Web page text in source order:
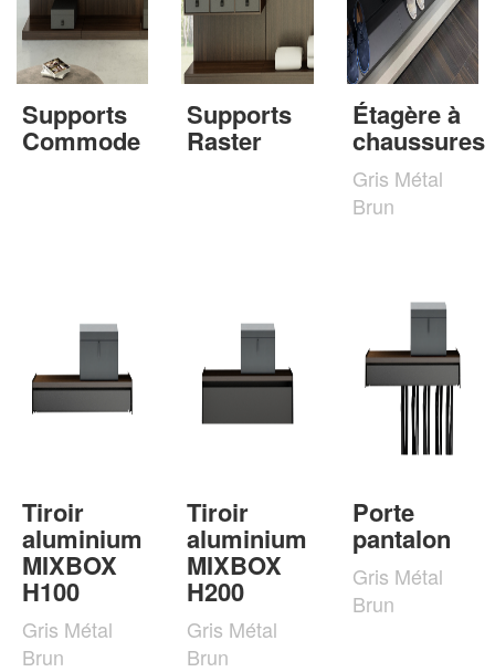
Supports
Commode
Supports
Raster
Étagère à
chaussures
Gris Métal
Brun
Tiroir
aluminium
MIXBOX
H100
Gris Métal
Brun
Tiroir
aluminium
MIXBOX
H200
Gris Métal
Brun
Porte
pantalon
Gris Métal
Brun